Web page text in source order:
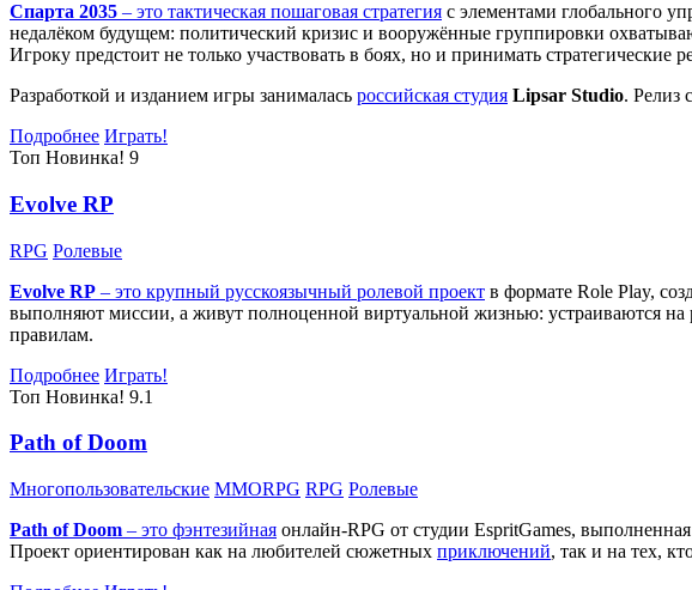
Спарта 2035 – это тактическая пошаговая стратегия с элементами глобального
недалёком будущем: политический кризис и вооружённые группировки
Игроку предстоит не только участвовать в боях, но и принимать
Разработкой и изданием игры занималась российская студия Lipsar Studio. Релиз
Подробнее Играть!
Топ Новинка! 9
Evolve RP
RPG Ролевые
Evolve RP – это крупный русскоязычный ролевой проект в формате Role Play,
выполняют миссии, а живут полноценной виртуальной жизнью: устраиваются на
правилам.
Подробнее Играть!
Топ Новинка! 9.1
Path of Doom
Многопользовательские MMORPG RPG Ролевые
Path of Doom – это фэнтезийная онлайн-RPG от студии EspritGames,
Проект ориентирован как на любителей сюжетных приключений, так и на тех,